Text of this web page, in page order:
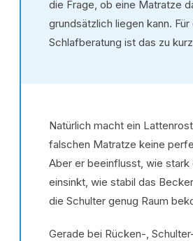
die Frage, ob eine Matratze
grundsätzlich liegen kann.
Schlafberatung ist das zu
Natürlich macht ein
falschen Matratze keine
Aber er beeinflusst, wie stark
einsinkt, wie stabil das
die Schulter genug Raum
Gerade bei Rücken-,